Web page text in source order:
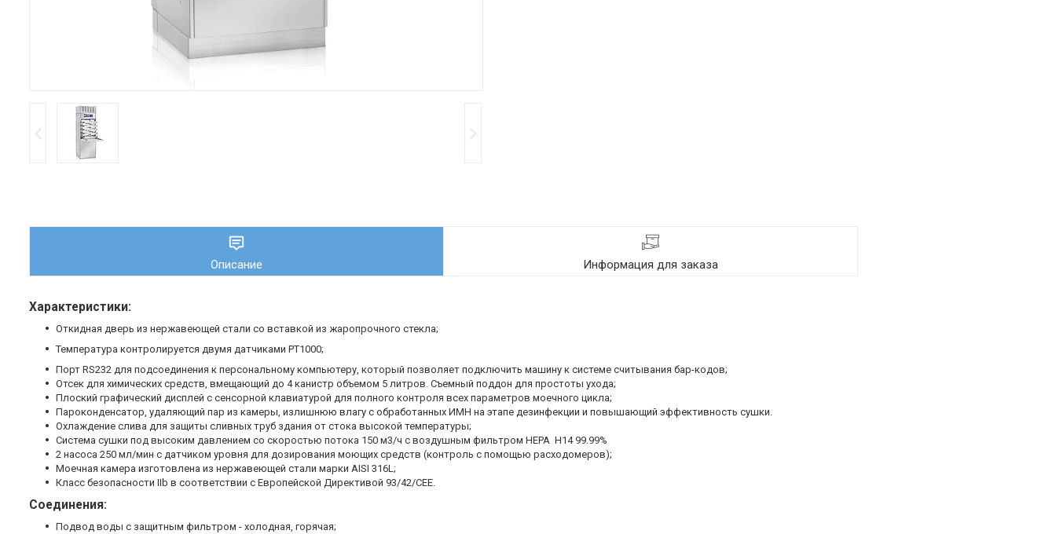
Описание Информация для заказа
Характеристики:
Откидная дверь из нержавеющей стали со вставкой из жаропрочного стекла;
Температура контролируется двумя датчиками PT1000;
Порт RS232 для подсоединения к персональному компьютеру, который позволяет подключить машину к системе считывания бар-кодов;
Отсек для химических средств, вмещающий до 4 канистр объемом 5 литров. Съемный поддон для простоты ухода;
Плоский графический дисплей с сенсорной клавиатурой для полного контроля всех параметров моечного цикла;
Пароконденсатор, удаляющий пар из камеры, излишнюю влагу с обработанных ИМН на этапе дезинфекции и повышающий эффективность сушки.
Охлаждение слива для защиты сливных труб здания от стока высокой температуры;
Система сушки под высоким давлением со скоростью потока 150 м3/ч с воздушным фильтром HEPA H14 99.99%
2 насоса 250 мл/мин с датчиком уровня для дозирования моющих средств (контроль с помощью расходомеров);
Моечная камера изготовлена из нержавеющей стали марки AISI 316L;
Класс безопасности IIb в соответствии с Европейской Директивой 93/42/СЕЕ.
Соединения:
Подвод воды с защитным фильтром - холодная, горячая;